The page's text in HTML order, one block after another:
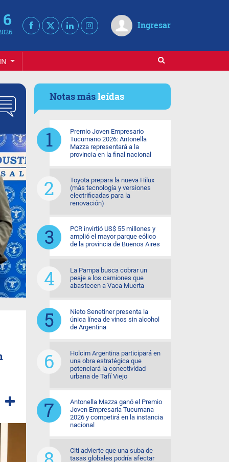
Ingresar
Notas másleídas
Premio Joven Empresario
Tucumano 2026: Antonella
Mazza representará a la
provincia en la final nacional
Toyota prepara la nueva Hilux
(más tecnología y versiones
electrificadas para la
renovación)
PCR invirtió US$ 55 millones y
amplió el mayor parque eólico
de la provincia de Buenos Aires
La Pampa busca cobrar un
peaje a los camiones que
abastecen a Vaca Muerta
Nieto Senetiner presenta la
única línea de vinos sin alcohol
de Argentina
Holcim Argentina participará en
una obra estratégica que
potenciará la conectividad
urbana de Tafí Viejo
Antonella Mazza ganó el Premio
Joven Empresaria Tucumana
2026 y competirá en la instancia
nacional
Citi advierte que una suba de
tasas globales podría afectar